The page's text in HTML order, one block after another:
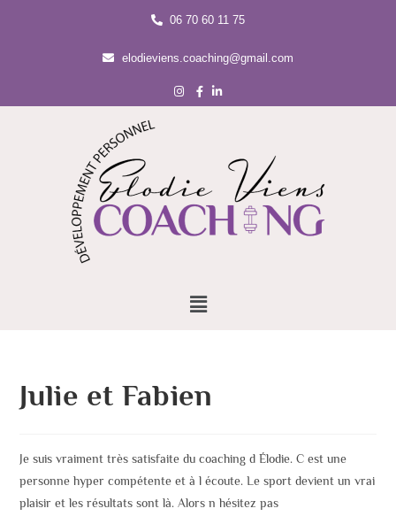
06 70 60 11 75
elodieviens.coaching@gmail.com
Julie et Fabien
Je suis vraiment très satisfaite du coaching d Élodie. C est une
personne hyper compétente et à l écoute. Le sport devient un vrai
plaisir et les résultats sont là. Alors n hésitez pas